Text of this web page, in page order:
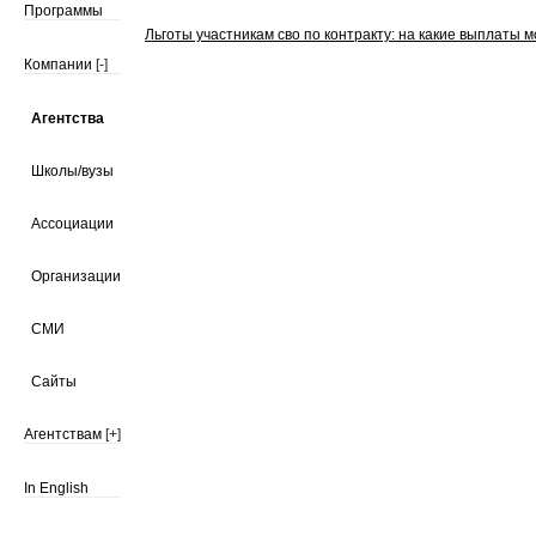
Программы
Компании [-]
Агентства
Школы/вузы
Ассоциации
Организации
СМИ
Сайты
Агентствам [+]
In English
Льготы участникам сво по контракту: на какие выплаты